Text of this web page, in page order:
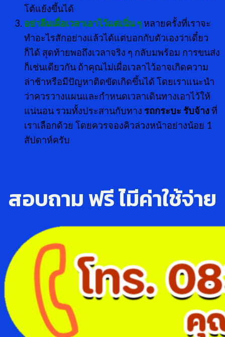
โต้แย้งขึ้นได้
อย่าลืมเผื่อเวลาเอาไว้แต่เนิ่น ๆ หลายครั้งที่เราจะ
ทำอะไรสักอย่างแล้วได้แต่บอกกับตัวเองว่าเดี๋ยว
ก็ได้ สุดท้ายพอถึงเวลาจริง ๆ กลับมพร้อม การขนส่ง
ก็เช่นเดียวกัน ถ้าคุณไม่เผื่อเวลาไว้อาจเกิดความ
ล่าช้าหรือมีปัญหาติดขัดเกิดขึ้นได้ โดยเราแนะนำ
ว่าควรวางแผนและกำหนดเวลาเดินทางเอาไว้ให้
แน่นอน รวมทั้งประสานกับทาง รถกระบะ รับจ้างที่
เราเลือกด้วย โดยควรจองคิวล่วงหน้าอย่างน้อย 1
สัปดาห์ครับ
สอบถาม ฟรี ไ่มีค่าใช้จ่าย